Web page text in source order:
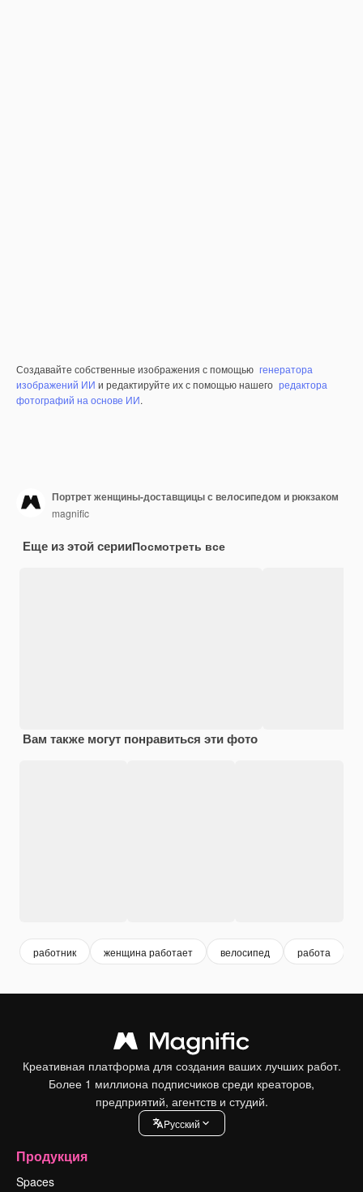
Создавайте собственные изображения с помощью генератора
изображений ИИ и редактируйте их с помощью нашего редактора
фотографий на основе ИИ.
Портрет женщины-доставщицы с велосипедом и рюкзаком
magnific
Еще из этой серииПосмотреть все
Вам также могут понравиться эти фото
работник женщина работает велосипед работа
Креативная платформа для создания ваших лучших работ.
Более 1 миллиона подписчиков среди креаторов,
предприятий, агентств и студий.
Pусский
Продукция
Spaces